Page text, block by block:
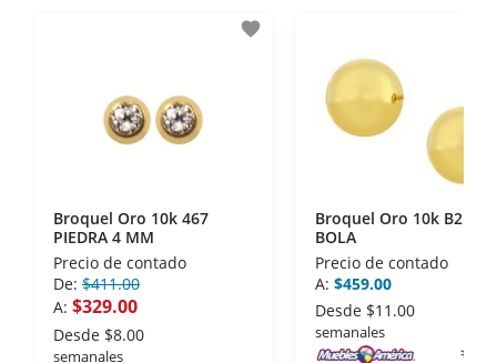
disposiciones legales y Códigos de Ética de la
Asociación Mexicana de Internet (AIMX).
- Nos encontramos en la lista de socios Activos de
la Asociación de Internet.MX.
favorite
Broquel Oro 10k 467
PIEDRA 4 MM
Precio de contado
De: $411.00
A: $329.00
Desde $8.00
semanales
Broquel Oro 10k B2149
BOLA
Precio de contado
A: $459.00
Desde $11.00
semanales